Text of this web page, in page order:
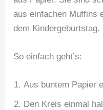
aus einfachen Muffins
dem Kindergeburtstag.
So einfach geht’s:
Aus buntem Papier
Den Kreis einmal